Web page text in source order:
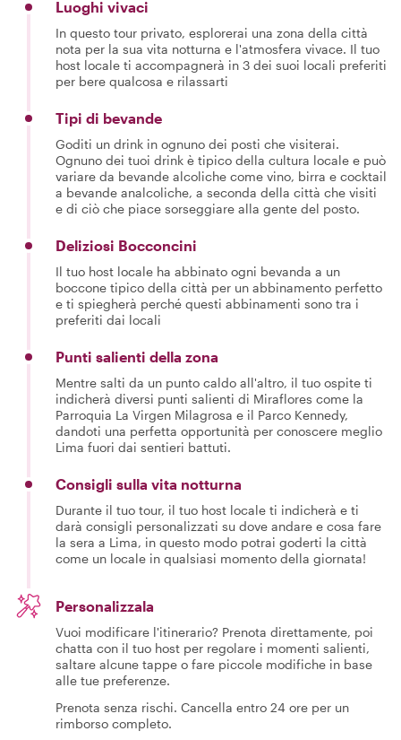
Luoghi vivaci
In questo tour privato, esplorerai una zona della città
nota per la sua vita notturna e l'atmosfera vivace. Il tuo
host locale ti accompagnerà in 3 dei suoi locali preferiti
per bere qualcosa e rilassarti
Tipi di bevande
Goditi un drink in ognuno dei posti che visiterai.
Ognuno dei tuoi drink è tipico della cultura locale e può
variare da bevande alcoliche come vino, birra e cocktail
a bevande analcoliche, a seconda della città che visiti
e di ciò che piace sorseggiare alla gente del posto.
Deliziosi Bocconcini
Il tuo host locale ha abbinato ogni bevanda a un
boccone tipico della città per un abbinamento perfetto
e ti spiegherà perché questi abbinamenti sono tra i
preferiti dai locali
Punti salienti della zona
Mentre salti da un punto caldo all'altro, il tuo ospite ti
indicherà diversi punti salienti di Miraflores come la
Parroquia La Virgen Milagrosa e il Parco Kennedy,
dandoti una perfetta opportunità per conoscere meglio
Lima fuori dai sentieri battuti.
Consigli sulla vita notturna
Durante il tuo tour, il tuo host locale ti indicherà e ti
darà consigli personalizzati su dove andare e cosa fare
la sera a Lima, in questo modo potrai goderti la città
come un locale in qualsiasi momento della giornata!
Personalizzala
Vuoi modificare l'itinerario? Prenota direttamente, poi
chatta con il tuo host per regolare i momenti salienti,
saltare alcune tappe o fare piccole modifiche in base
alle tue preferenze.
Prenota senza rischi. Cancella entro 24 ore per un
rimborso completo.